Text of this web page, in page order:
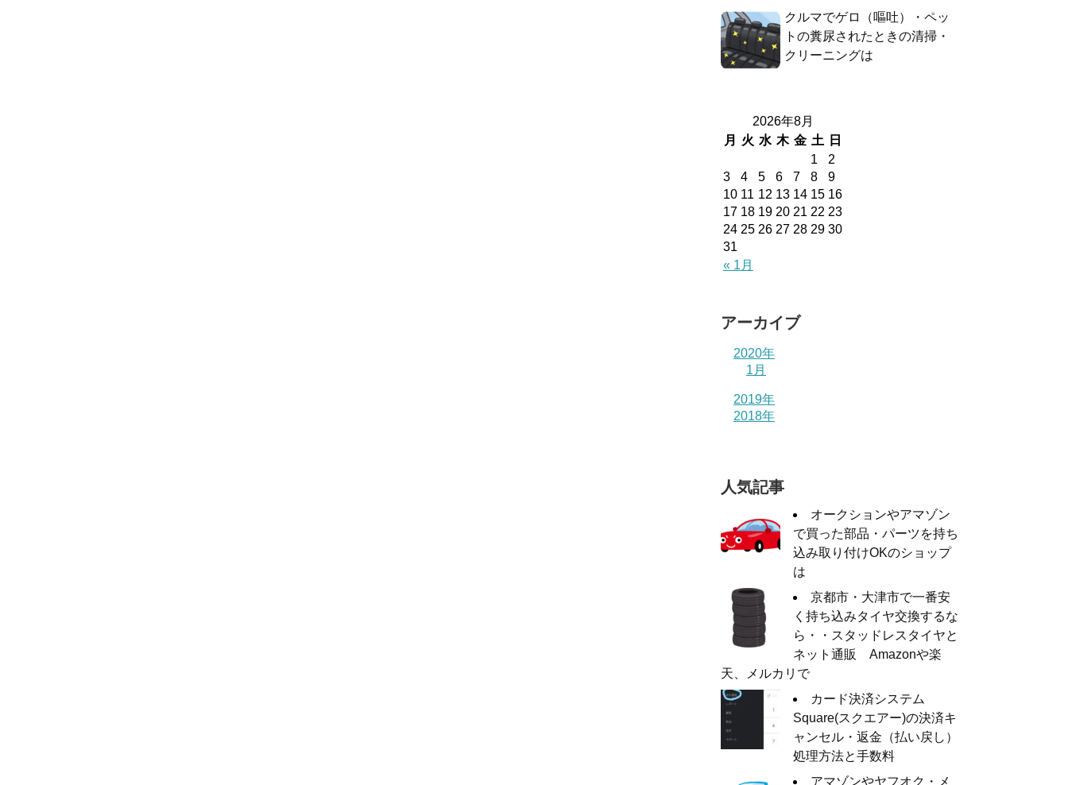
クルマでゲロ（嘔吐）・ペッ
トの糞尿されたときの清掃・
クリーニングは
2026年8月
月
火 水 木 金 土 日
« 1月
1
2
3
4 5 6 7 8
9
10 11 12 13 14 15 16
17 18 19 20 21 22 23
24 25 26 27 28 29 30
31
アーカイブ
2020年
1月
2019年
2018年
人気記事
オークションやアマゾン
で買った部品・パーツを持ち
込み取り付けOKのショップ
は
京都市・大津市で一番安
く持ち込みタイヤ交換するな
ら・・スタッドレスタイヤと
ネット通販 Amazonや楽
天、メルカリで
カード決済システム
Square(スクエアー)の決済キ
ャンセル・返金（払い戻し）
処理方法と手数料
アマゾンやヤフオク・メ